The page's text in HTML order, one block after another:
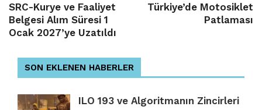
SRC-Kurye ve Faaliyet
Belgesi Alım Süresi 1
Ocak 2027’ye Uzatıldı
Türkiye’de Motosiklet
Patlaması
SON EKLENEN HABERLER
ILO 193 ve Algoritmanın Zincirleri